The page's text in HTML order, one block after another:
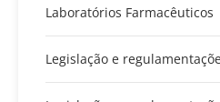
Laboratórios Farmacêuticos
Legislação e